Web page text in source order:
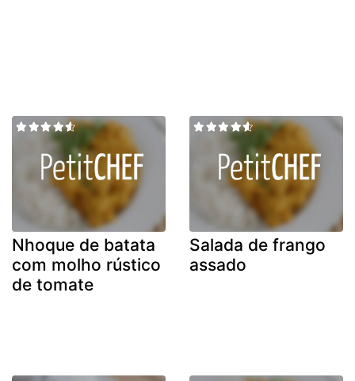
Nhoque de batata
com molho rústico
de tomate
Salada de frango
assado